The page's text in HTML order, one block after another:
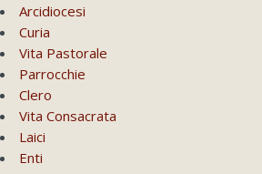
Arcidiocesi
Curia
Vita Pastorale
Parrocchie
Clero
Vita Consacrata
Laici
Enti